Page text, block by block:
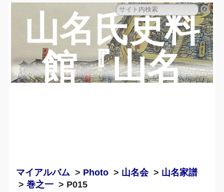
山名氏史料
館『山名
マイアルバム > Photo > 山名会> 山名家譜
>巻之一 > P015